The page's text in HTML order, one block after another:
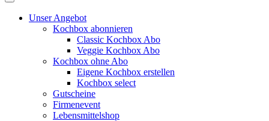
Unser Angebot
Kochbox abonnieren
Classic Kochbox Abo
Veggie Kochbox Abo
Kochbox ohne Abo
Eigene Kochbox erstellen
Kochbox select
Gutscheine
Firmenevent
Lebensmittelshop